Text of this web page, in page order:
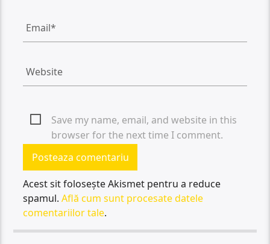
Save my name, email, and website in this
browser for the next time I comment.
Acest sit folosește Akismet pentru a reduce
spamul.Află cum sunt procesate datele
comentariilor tale.